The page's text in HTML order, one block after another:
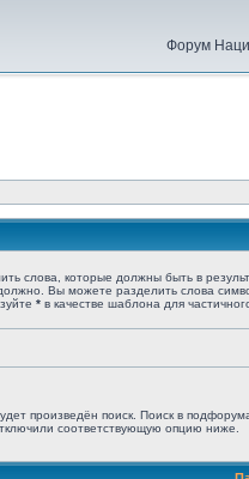
Форум
слова, которые должны быть в
Вы можете разделить слова
* в качестве шаблона для
произведён поиск. Поиск в
соответствующую опцию ниже.